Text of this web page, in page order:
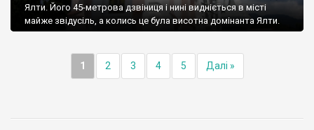
Ялти. Його 45-метрова дзвіниця і нині видніється в місті
майже звідусіль, а колись це була висотна домінанта Ялти.
1 2 3 4 5 Далі »